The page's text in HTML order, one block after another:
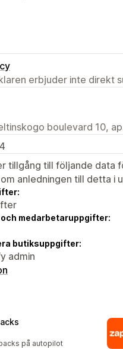
erbjuder inte direkt
boulevard 10,
tillgång till följande data
anledningen till detta i
medarbetaruppgifter:
butiksuppgifter:
admin
på autopilot